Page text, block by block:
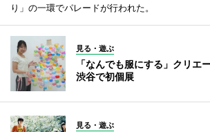
り」の一環でパレードが行われた。
見る・遊ぶ
「なんでも服にする」クリエ
渋谷で初個展
見る・遊ぶ